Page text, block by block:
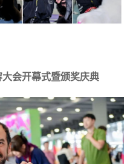
会开幕式暨颁奖庆典